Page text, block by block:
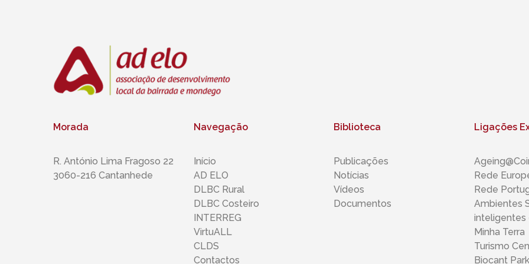
Morada
R. António Lima Fragoso 22
3060-216 Cantanhede
Navegação
Início
AD ELO
DLBC Rural
DLBC Costeiro
INTERREG
VirtuALL
CLDS
Contactos
Biblioteca
Publicações
Notícias
Vídeos
Documentos
Ligações
Rede
Rede
Ambientes
inteligentes
Minha Terra
Turismo
Biocant Park